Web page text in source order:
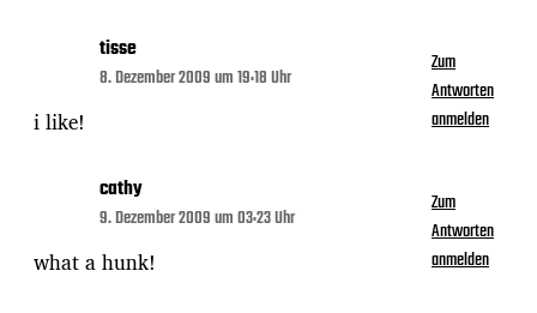
tisse
8. Dezember 2009 um 19:18 Uhr
i like!
Zum
Antworten
anmelden
cathy
9. Dezember 2009 um 03:23 Uhr
what a hunk!
Zum
Antworten
anmelden